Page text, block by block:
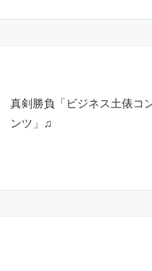
真剣勝負「ビジネス土俵コ
ンツ」♫